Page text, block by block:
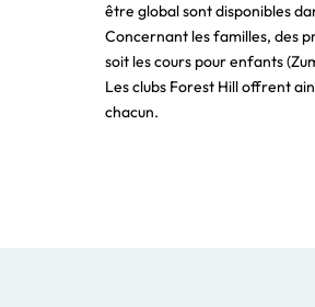
être global sont disponibles
Concernant les familles, des
soit les cours pour enfants
Les clubs Forest Hill offrent
chacun.